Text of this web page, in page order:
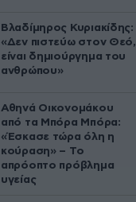
Βλαδίμηρος Κυριακίδης:
«Δεν πιστεύω στον Θεό,
είναι δημιούργημα του
ανθρώπου»
Αθηνά Οικονομάκου
από τα Μπόρα Μπόρα:
«Έσκασε τώρα όλη η
κούραση» – Το
απρόοπτο πρόβλημα
υγείας